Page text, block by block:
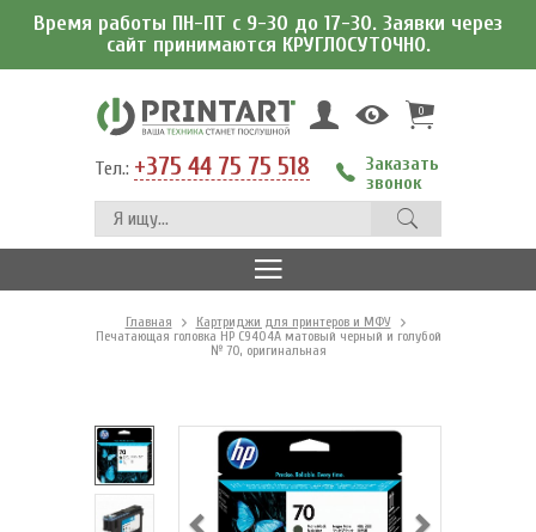
Время работы ПН-ПТ с 9-30 до 17-30. Заявки через
сайт принимаются КРУГЛОСУТОЧНО.
0
Тел.: +375 44 75 75 518
Заказать
звонок
Главная
Картриджи для принтеров и МФУ
Печатающая головка HP C9404A матовый черный и голубой
№ 70, оригинальная